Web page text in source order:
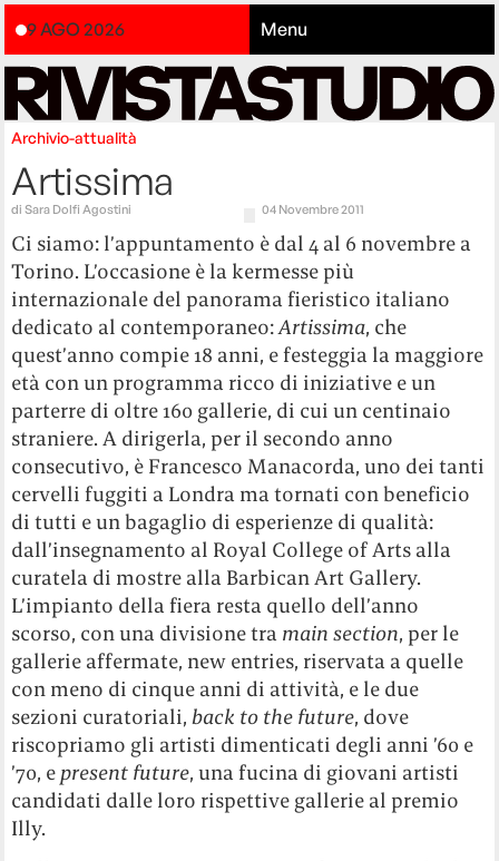
9 AGO 2026 Menu
Archivio-attualità
Artissima
diSara Dolfi Agostini 04 Novembre 2011
Ci siamo: l’appuntamento è dal 4 al 6 novembre a
Torino. L’occasione è la kermesse più
internazionale del panorama fieristico italiano
dedicato al contemporaneo:Artissima, che
quest’anno compie 18 anni, e festeggia la maggiore
età con un programma ricco di iniziative e un
parterre di oltre 160 gallerie, di cui un centinaio
straniere. A dirigerla, per il secondo anno
consecutivo, è Francesco Manacorda, uno dei tanti
cervelli fuggiti a Londra ma tornati con beneficio
di tutti e un bagaglio di esperienze di qualità:
dall’insegnamento al Royal College of Arts alla
curatela di mostre alla Barbican Art Gallery.
L’impianto della fiera resta quello dell’anno
scorso, con una divisione tra main section, per le
gallerie affermate, new entries, riservata a quelle
con meno di cinque anni di attività, e le due
sezioni curatoriali,back to the future, dove
riscopriamo gli artisti dimenticati degli anni ’60 e
’70, e present future, una fucina di giovani artisti
candidati dalle loro rispettive gallerie al premio
Illy.